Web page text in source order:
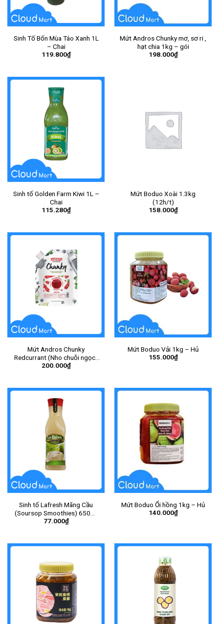
Sinh Tố Bốn Mùa Táo Xanh 1L
– Chai
119.800₫
Mứt Andros Chunky mơ, sơ ri ,
hạt chia 1kg – gói
198.000₫
Sinh tố Golden Farm Kiwi 1L –
Chai
115.280₫
Mứt Boduo Xoài 1.3kg
(12h/t)
158.000₫
Mứt Andros Chunky
Redcurrant (Nho chuỗi ngọc)
1Kg – Gói
200.000₫
Mứt Boduo Vải 1kg – Hủ
155.000₫
Sinh tố Lafresh Mãng Cầu
(Soursop Smoothies) 650ml
– Chai
77.000₫
Mứt Boduo Ổi hồng 1kg – Hủ
140.000₫